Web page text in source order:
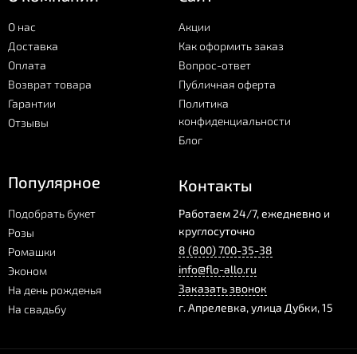
О нас
Доставка
Оплата
Возврат товара
Гарантии
Отзывы
Акции
Как оформить заказ
Вопрос-ответ
Публичная оферта
Политика
конфиденциальности
Блог
Популярное
Подобрать букет
Розы
Ромашки
Эконом
На день рожденья
На свадьбу
Контакты
Работаем 24/7, ежедневно и
круглосуточно
8 (800) 700-35-38
info@flo-allo.ru
Заказать звонок
г.Апрелевка,улица Дубки, 15